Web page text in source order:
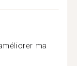
ma